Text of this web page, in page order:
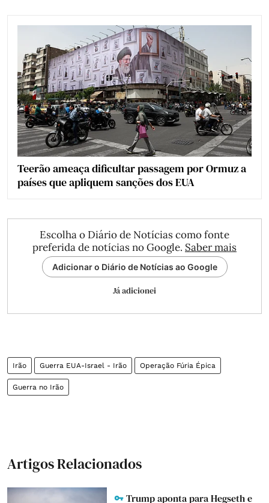
Teerão ameaça dificultar passagem por Ormuz a
países que apliquem sanções dos EUA
Escolha o Diário de Notícias como fonte
preferida de notícias no Google. Saber mais
Adicionar o Diário de Notícias ao Google
Já adicionei
Irão Guerra EUA-Israel - Irão Operação Fúria Épica
Guerra no Irão
Artigos Relacionados
Trump aponta para Hegseth e